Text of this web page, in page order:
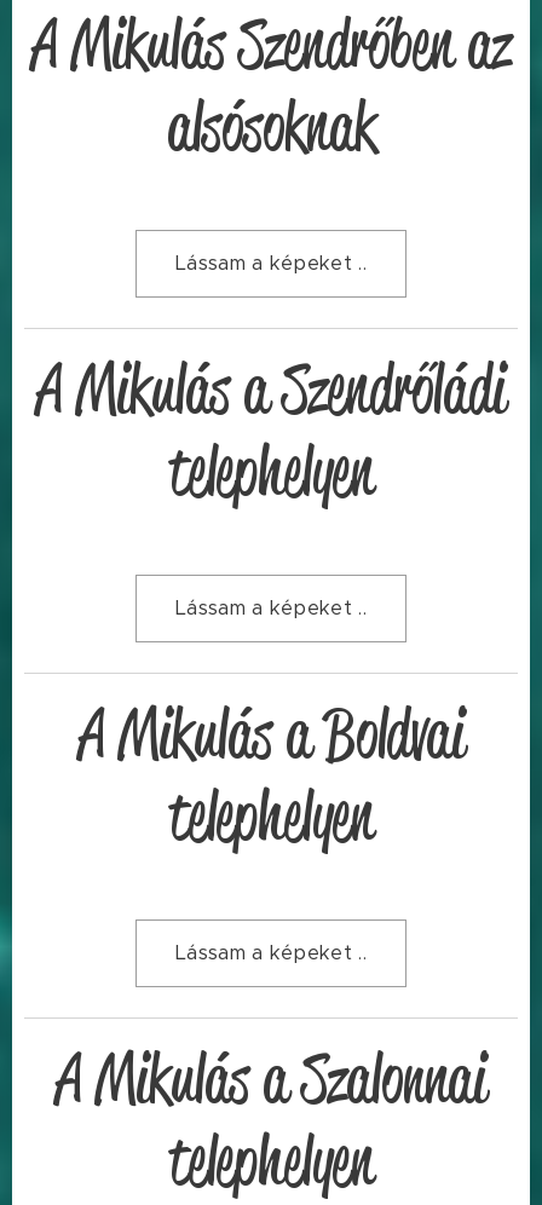
A Mikulás Szendrőben az
alsósoknak
Lássam a képeket ..
A Mikulás a Szendrőládi
telephelyen
Lássam a képeket ..
A Mikulás a Boldvai
telephelyen
Lássam a képeket ..
A Mikulás a Szalonnai
telephelyen